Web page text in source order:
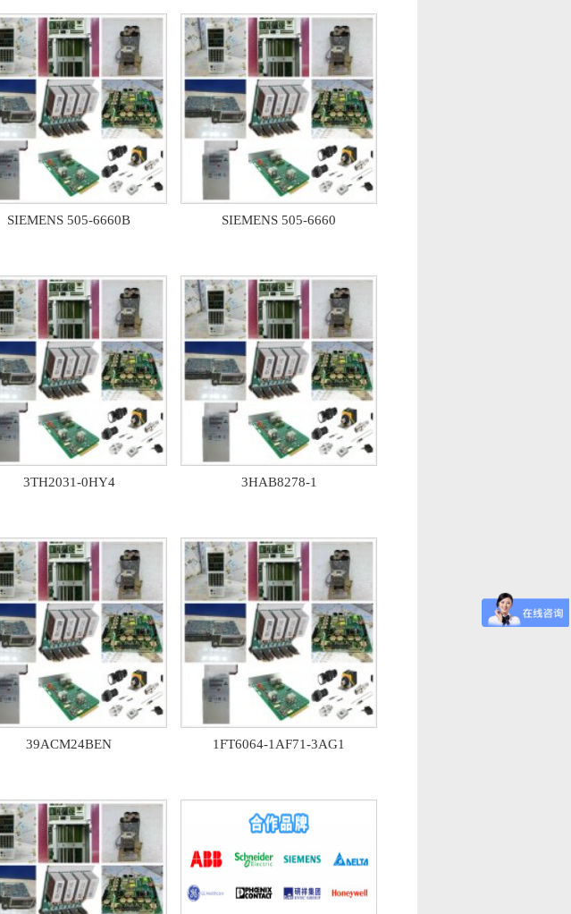
SIEMENS 505-6660B SIEMENS 505-6660
3TH2031-0HY4 3HAB8278-1
39ACM24BEN 1FT6064-1AF71-3AG1